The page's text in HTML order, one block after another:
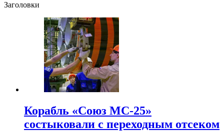
Заголовки
Корабль «Союз МС-25»
состыковали с переходным отсеком